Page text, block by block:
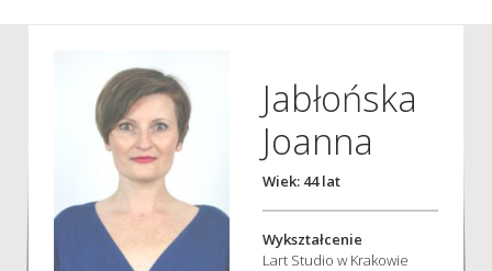
Jabłońska
Joanna
Wiek: 44 lat
Wykształcenie
Lart Studio w Krakowie